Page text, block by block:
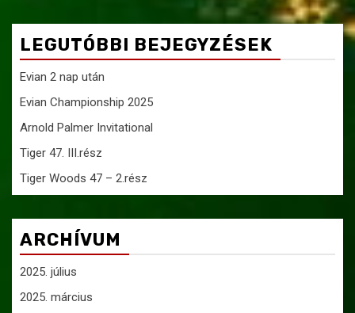
LEGUTÓBBI BEJEGYZÉSEK
Evian 2 nap után
Evian Championship 2025
Arnold Palmer Invitational
Tiger 47. III.rész
Tiger Woods 47 – 2.rész
ARCHÍVUM
2025. július
2025. március